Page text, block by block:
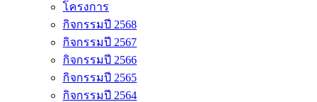
โครงการ
กิจกรรมปี 2568
กิจกรรมปี 2567
กิจกรรมปี 2566
กิจกรรมปี 2565
กิจกรรมปี 2564